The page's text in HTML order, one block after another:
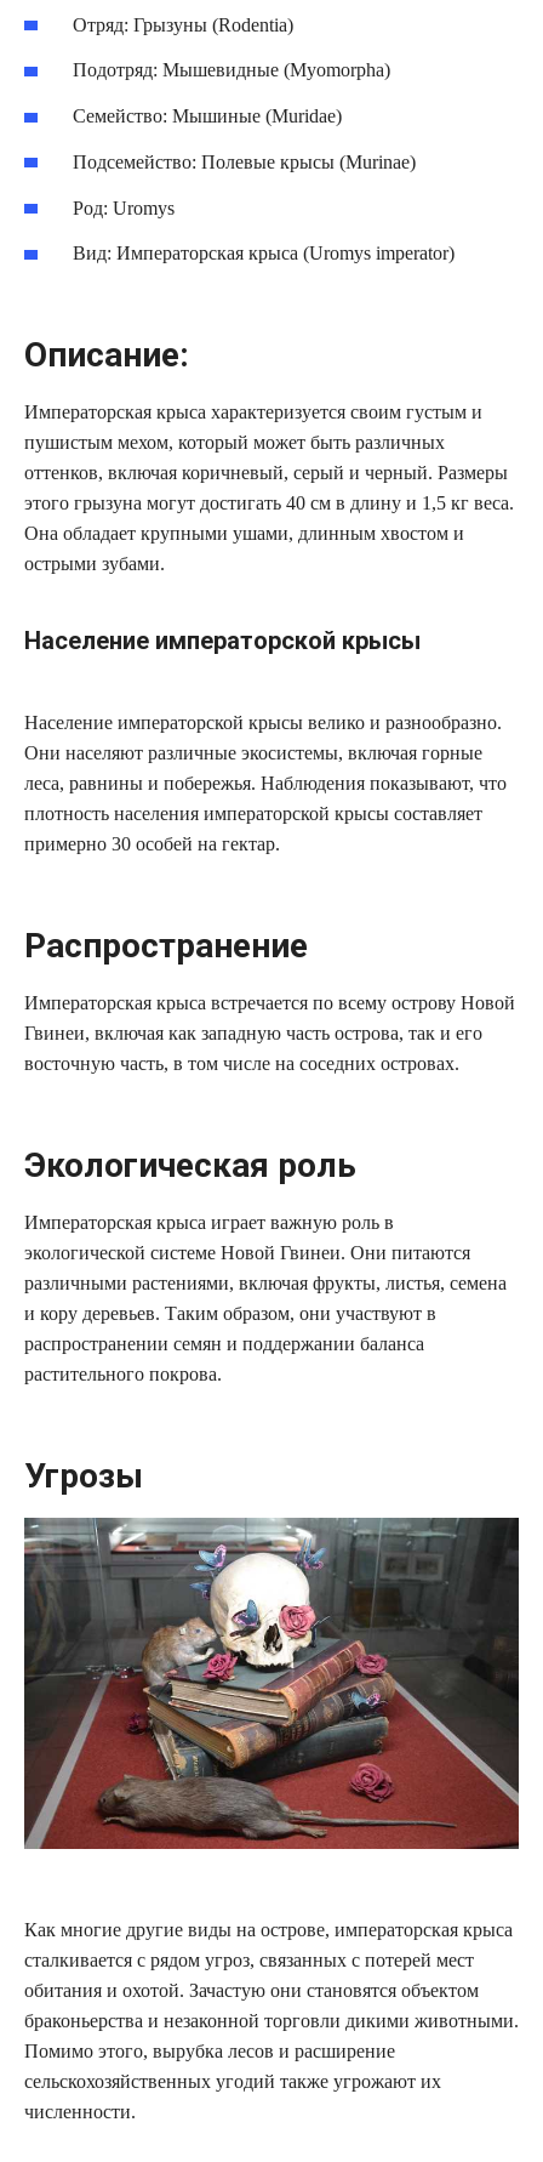
Отряд: Грызуны (Rodentia)
Подотряд: Мышевидные (Myomorpha)
Семейство: Мышиные (Muridae)
Подсемейство: Полевые крысы (Murinae)
Род: Uromys
Вид: Императорская крыса (Uromys imperator)
Описание:
Императорская крыса характеризуется своим густым и
пушистым мехом, который может быть различных
оттенков, включая коричневый, серый и черный. Размеры
этого грызуна могут достигать 40 см в длину и 1,5 кг веса.
Она обладает крупными ушами, длинным хвостом и
острыми зубами.
Население императорской крысы
Население императорской крысы велико и разнообразно.
Они населяют различные экосистемы, включая горные
леса, равнины и побережья. Наблюдения показывают, что
плотность населения императорской крысы составляет
примерно 30 особей на гектар.
Распространение
Императорская крыса встречается по всему острову Новой
Гвинеи, включая как западную часть острова, так и его
восточную часть, в том числе на соседних островах.
Экологическая роль
Императорская крыса играет важную роль в
экологической системе Новой Гвинеи. Они питаются
различными растениями, включая фрукты, листья, семена
и кору деревьев. Таким образом, они участвуют в
распространении семян и поддержании баланса
растительного покрова.
Угрозы
Как многие другие виды на острове, императорская крыса
сталкивается с рядом угроз, связанных с потерей мест
обитания и охотой. Зачастую они становятся объектом
браконьерства и незаконной торговли дикими животными.
Помимо этого, вырубка лесов и расширение
сельскохозяйственных угодий также угрожают их
численности.